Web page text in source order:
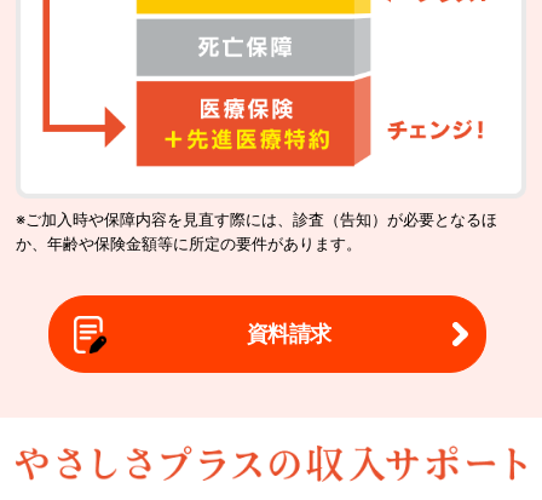
※ご加入時や保障内容を見直す際には、診査（告知）が必要となるほ
か、年齢や保険金額等に所定の要件があります。
資料請求